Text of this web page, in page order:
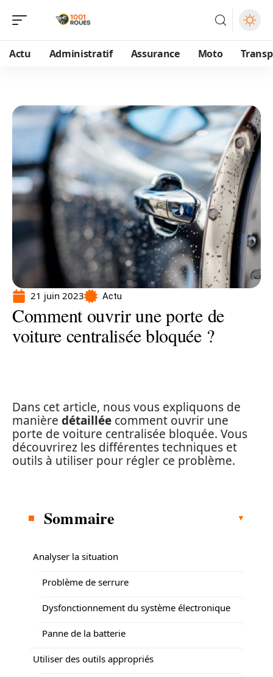
Actu Administratif Assurance Moto
21 juin 2023 Actu
Comment ouvrir une porte de
voiture centralisée bloquée ?
Dans cet article, nous vous expliquons de
manière détaillée comment ouvrir une
porte de voiture centralisée bloquée. Vous
découvrirez les différentes techniques et
outils à utiliser pour régler ce problème.
Sommaire
Analyser la situation
Problème de serrure
Dysfonctionnement du système électronique
Panne de la batterie
Utiliser des outils appropriés